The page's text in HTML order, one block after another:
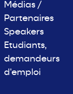
Médias /
Partenaires
Speakers
Etudiants,
demandeurs
d'emploi